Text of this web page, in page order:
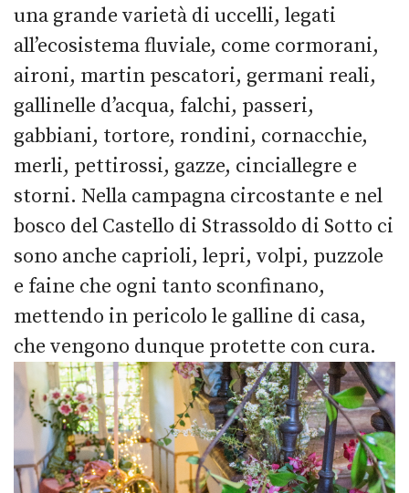
una grande varietà di uccelli, legati
all’ecosistema fluviale, come cormorani,
aironi, martin pescatori, germani reali,
gallinelle d’acqua, falchi, passeri,
gabbiani, tortore, rondini, cornacchie,
merli, pettirossi, gazze, cinciallegre e
storni. Nella campagna circostante e nel
bosco del Castello di Strassoldo di Sotto ci
sono anche caprioli, lepri, volpi, puzzole
e faine che ogni tanto sconfinano,
mettendo in pericolo le galline di casa,
che vengono dunque protette con cura.